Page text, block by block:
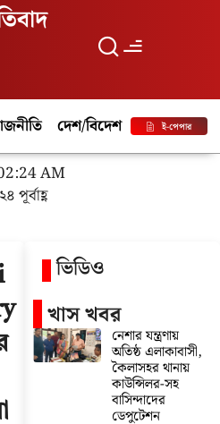
দেশ/বিদেশ পর্যটনই-পেপার
AM
ভিডিও
খাস খবর
নেশার যন্ত্রণায়
অতিষ্ঠ এলাকাবাসী,
কৈলাসহর থানায়
কাউন্সিলর-সহ
বাসিন্দাদের
ডেপুটেশন